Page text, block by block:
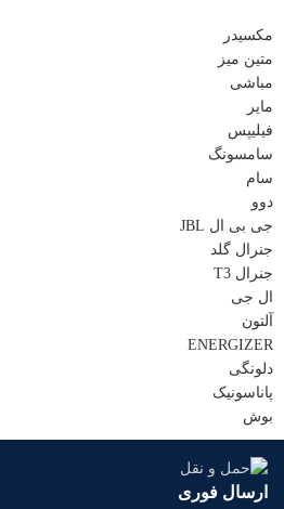
مکسیدر
متین میز
مباشی
مایر
فیلیپس
سامسونگ
سام
دوو
جی بی ال JBL
جنرال گلد
جنرال T3
ال جی
آلتون
ENERGIZER
دلونگی
پاناسونیک
بوش
ارسال فوری